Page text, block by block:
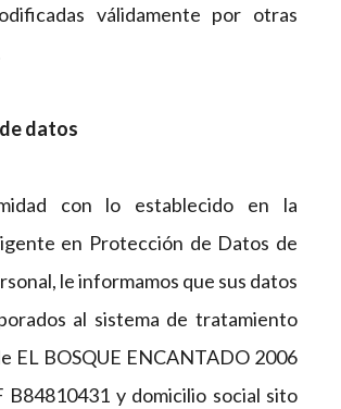
válidamente por otras
datos
con lo establecido en la
en Protección de Datos de
le informamos que sus datos
al sistema de tratamiento
EL BOSQUE ENCANTADO 2006
B84810431 y domicilio social sito